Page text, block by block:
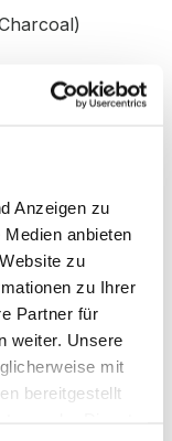
Anzeigen zu
anbieten
zu
zu Ihrer
Partner für
weiter. Unsere
mit
bereitgestellt